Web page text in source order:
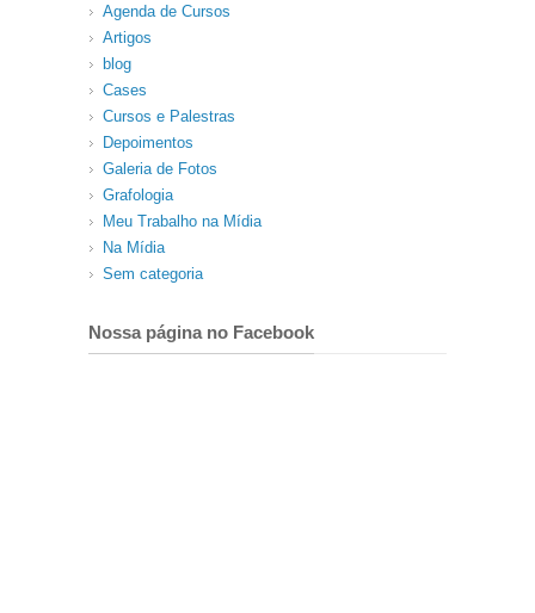
Agenda de Cursos
Artigos
blog
Cases
Cursos e Palestras
Depoimentos
Galeria de Fotos
Grafologia
Meu Trabalho na Mídia
Na Mídia
Sem categoria
Nossa página no Facebook